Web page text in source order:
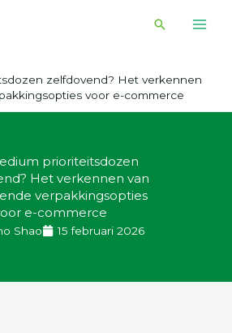
Zoeken
zelfdovend? Het verkennen
voor e-commerce
prioriteitsdozen
Het verkennen van
verpakkingsopties
e-commerce
Shao 15 februari 2026